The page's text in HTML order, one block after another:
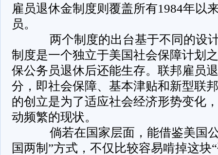
雇员退休金制度则覆盖所有1984年以
员。
两个制度的出台基于不同的设计
制度是一个独立于美国社会保障计划
保公务员退休后还能生存。联邦雇员
分，即社会保障、基本津贴和新型联
的创立是为了适应社会经济形势变化
动频繁的现状。
倘若在国家层面，能借鉴美国公
国两制”方式，不仅比较容易啃掉这块